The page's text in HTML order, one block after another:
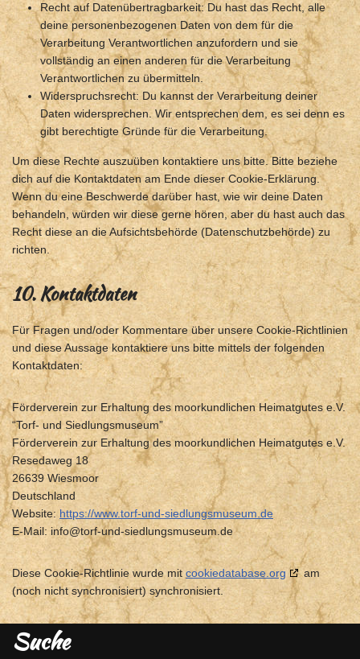
Recht auf Datenübertragbarkeit: Du hast das Recht, alle
deine personenbezogenen Daten von dem für die
Verarbeitung Verantwortlichen anzufordern und sie
vollständig an einen anderen für die Verarbeitung
Verantwortlichen zu übermitteln.
Widerspruchsrecht: Du kannst der Verarbeitung deiner
Daten widersprechen. Wir entsprechen dem, es sei denn es
gibt berechtigte Gründe für die Verarbeitung.
Um diese Rechte auszuüben kontaktiere uns bitte. Bitte beziehe
dich auf die Kontaktdaten am Ende dieser Cookie-Erklärung.
Wenn du eine Beschwerde darüber hast, wie wir deine Daten
behandeln, würden wir diese gerne hören, aber du hast auch das
Recht diese an die Aufsichtsbehörde (Datenschutzbehörde) zu
richten.
10. Kontaktdaten
Für Fragen und/oder Kommentare über unsere Cookie-Richtlinien
und diese Aussage kontaktiere uns bitte mittels der folgenden
Kontaktdaten:
Förderverein zur Erhaltung des moorkundlichen Heimatgutes e.V.
“Torf- und Siedlungsmuseum”
Förderverein zur Erhaltung des moorkundlichen Heimatgutes e.V.
Resedaweg 18
26639 Wiesmoor
Deutschland
Website: https://www.torf-und-siedlungsmuseum.de
E-Mail: info@torf-und-siedlungsmuseum.de
Diese Cookie-Richtlinie wurde mit cookiedatabase.org
am
(noch nicht synchronisiert) synchronisiert.
Suche